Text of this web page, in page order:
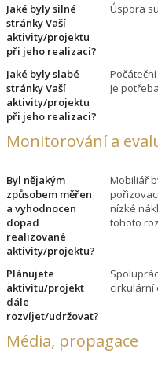
Jaké byly silné
stránky Vaší
aktivity/projektu
při jeho realizaci?
Úspora
Jaké byly slabé
stránky Vaší
aktivity/projektu
při jeho realizaci?
Je
Monitorování a
Byl nějakým
způsobem měřen
a vyhodnocen
dopad
realizované
aktivity/projektu?
Mobiliář
nízké
tohoto
Plánujete
aktivitu/projekt
dále
rozvíjet/udržovat?
cirkulární
Média, propagace